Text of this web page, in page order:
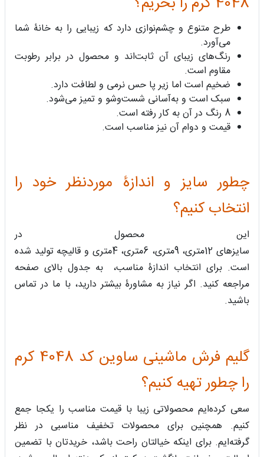
طرح متنوع و چشم‌نوازی دارد که زیبایی را به خانۀ شما
می‌آورد.
رنگ‌های زیبای آن ثابت‌اند و محصول در برابر رطوبت
مقاوم است.
ضخیم است اما زیر پا حس نرمی و لطافت دارد.
سبک است و به‌آسانی شست‌وشو و تمیز می‌شود.
8 رنگ در آن به کار رفته است.
قیمت و دوام آن نیز مناسب است.
چطور سایز و اندازۀ موردنظر خود را
انتخاب کنیم؟
این محصول در
سایزهای 12متری، 9متری، 6متری، 4متری و قالیچه تولید شده
است. برای انتخاب اندازۀ مناسب، به جدول بالای صفحه
مراجعه کنید. اگر نیاز به مشاورۀ بیشتر دارید، با ما در تماس
باشید.
گلیم فرش ماشینی ساوین کد 4048 کرم
را چطور تهیه کنیم؟
سعی کرده‌ایم محصولاتی زیبا با قیمت مناسب را یکجا جمع
کنیم. همچنین برای محصولات تخفیف مناسبی در نظر
گرفته‌ایم. برای اینکه خیالتان راحت باشد، خریدتان با تضمین